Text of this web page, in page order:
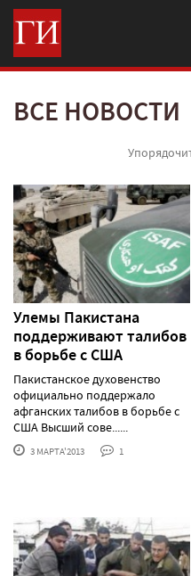
ВСЕ НОВОСТИ
Улемы Пакистана
поддерживают талибов
в борьбе с США
Пакистанское духовенство
официально поддержало
афганских талибов в борьбе с
США Высший сове......
3 МАРТА'2013 1